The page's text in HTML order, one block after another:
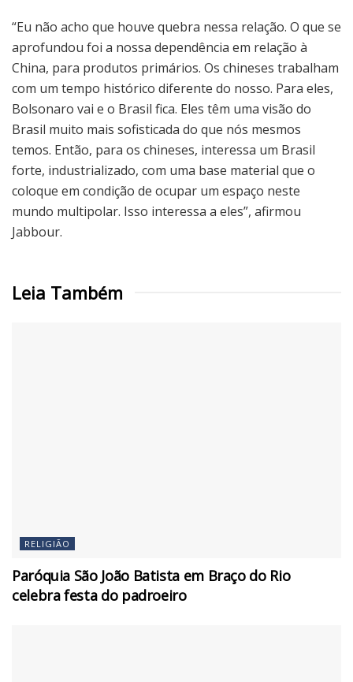
“Eu não acho que houve quebra nessa relação. O que se
aprofundou foi a nossa dependência em relação à
China, para produtos primários. Os chineses trabalham
com um tempo histórico diferente do nosso. Para eles,
Bolsonaro vai e o Brasil fica. Eles têm uma visão do
Brasil muito mais sofisticada do que nós mesmos
temos. Então, para os chineses, interessa um Brasil
forte, industrializado, com uma base material que o
coloque em condição de ocupar um espaço neste
mundo multipolar. Isso interessa a eles”, afirmou
Jabbour.
Leia Também
RELIGIÃO
Paróquia São João Batista em Braço do Rio
celebra festa do padroeiro